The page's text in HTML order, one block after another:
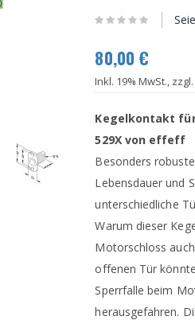
80,00 €
Inkl. 19% MwSt.,
Kegelkontakt
529X von effeff
Besonders
Lebensdauer und
unterschiedliche
Warum dieser
Motorschloss
offenen Tür
Sperrfalle beim
herausgefahren.